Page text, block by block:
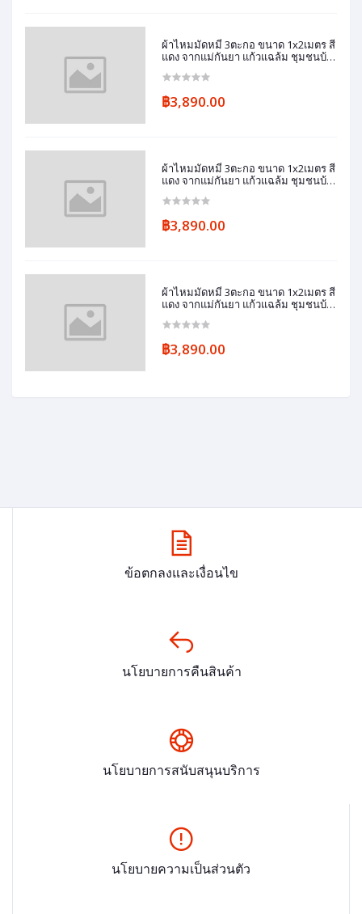
ผ้าไหมมัดหมี่ 3ตะกอ ขนาด 1x2เมตร สี
แดง จากแม่กันยา แก้วแฉล้ม ชุมชนบ้า
฿3,890.00
ผ้าไหมมัดหมี่ 3ตะกอ ขนาด 1x2เมตร สี
แดง จากแม่กันยา แก้วแฉล้ม ชุมชนบ้า
฿3,890.00
ผ้าไหมมัดหมี่ 3ตะกอ ขนาด 1x2เมตร สี
แดง จากแม่กันยา แก้วแฉล้ม ชุมชนบ้า
฿3,890.00
ข้อตกลงและเงื่อนไข
นโยบายการคืนสินค้า
นโยบายการสนับสนุนบริการ
นโยบายความเป็นส่วนตัว